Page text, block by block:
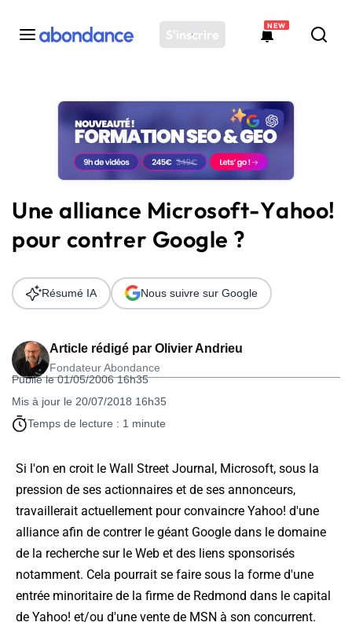
S'inscrire
NEW
Toutes les actus
Actus SEO
Plateforme
Solutions
Ressources
Audit SEO
Une alliance Microsoft-Yahoo!
pour contrer Google ?
Article rédigé par Olivier Andrieu
Fondateur Abondance
Publié le 01/05/2006 16h35
Mis à jour le 20/07/2018 16h35
Temps de lecture : 1 minute
Résumé IA Nous suivre sur Google
Si l'on en croit le Wall Street Journal, Microsoft, sous la
pression de ses actionnaires et de ses annonceurs,
travaillerait actuellement pour convaincre Yahoo! d'une
alliance afin de contrer le géant Google dans le domaine
de la recherche sur le Web et des liens sponsorisés
notamment. Cela pourrait se faire sous la forme d'une
entrée minoritaire de la firme de Redmond dans le capital
de Yahoo! et/ou d'une vente de MSN à son concurrent.